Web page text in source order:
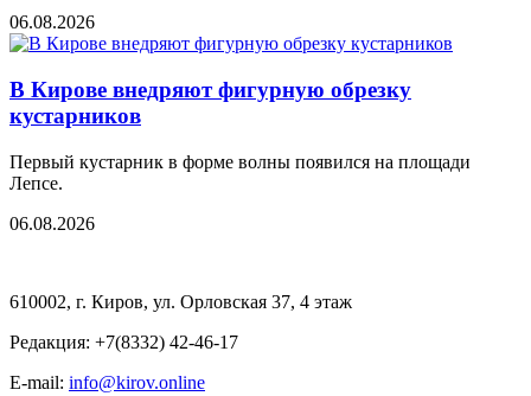
06.08.2026
В Кирове внедряют фигурную обрезку
кустарников
Первый кустарник в форме волны появился на площади
Лепсе.
06.08.2026
610002, г. Киров, ул. Орловская 37, 4 этаж
Редакция: +7(8332) 42-46-17
E-mail: info@kirov.online